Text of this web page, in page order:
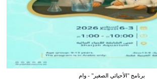
برنامج "الأحيائي الصغير" - وام